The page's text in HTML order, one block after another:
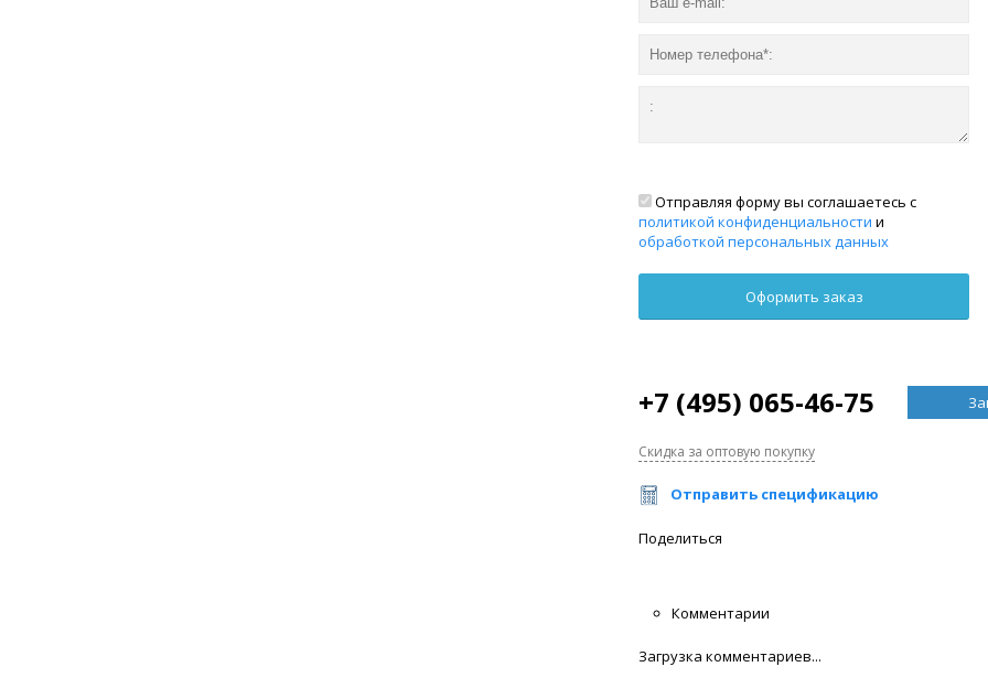
Отправляя форму вы соглашаетесь с
политикой конфиденциальности и
обработкой персональных данных
+7 (495) 065-46-75
Скидка за оптовую покупку
Отправить спецификацию
Поделиться
Комментарии
Загрузка комментариев...